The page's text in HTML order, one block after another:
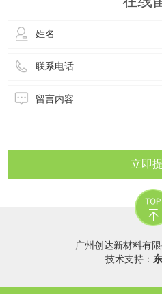
大;而在室外使用，年限
立即
广州创达新材料有
技术支持：